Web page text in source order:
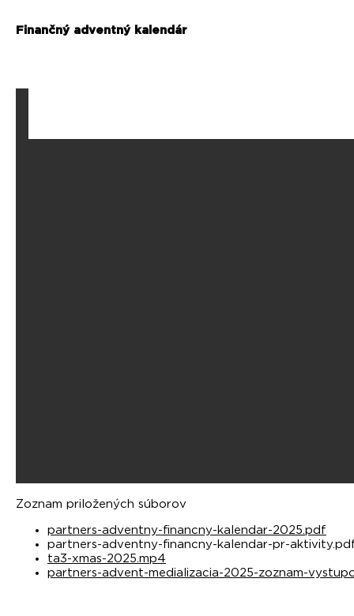
Finančný adventný kalendár
Zoznam priložených súborov
partners-adventny-financny-kalendar-2025.pdf
partners-adventny-financny-kalendar-pr-
ta3-xmas-2025.mp4
partners-advent-medializacia-2025-zoznam-